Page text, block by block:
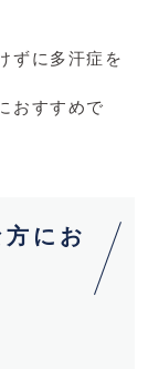
ずに多汗症を
おすすめで
にお